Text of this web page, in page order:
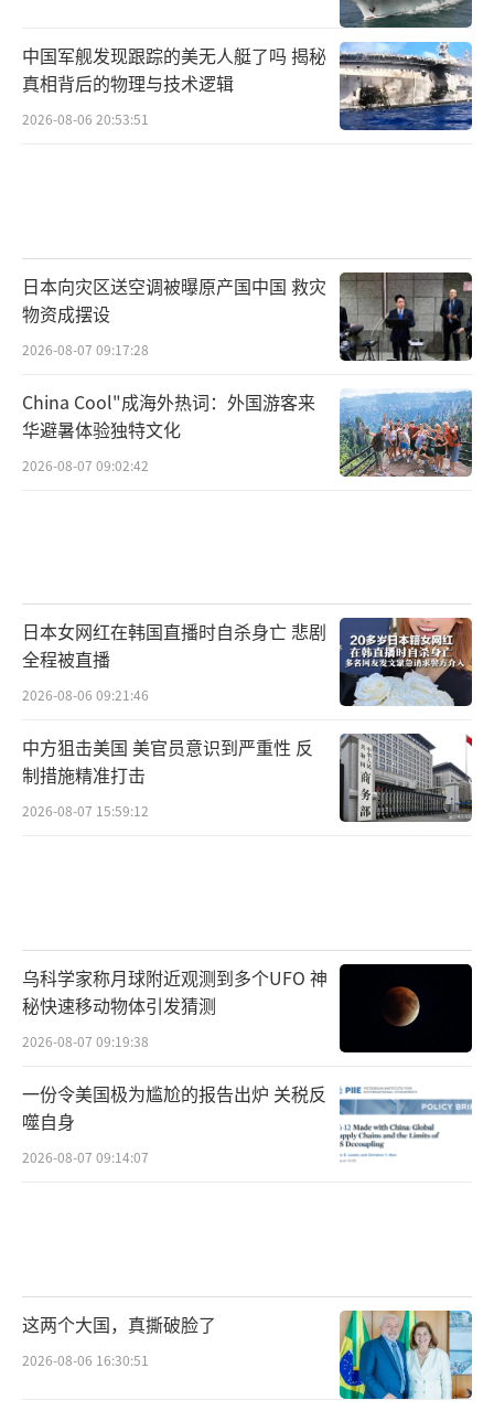
中国军舰发现跟踪的美无人艇了吗 揭秘
真相背后的物理与技术逻辑
2026-08-06 20:53:51
日本向灾区送空调被曝原产国中国 救灾
物资成摆设
2026-08-07 09:17:28
China Cool"成海外热词：外国游客来
华避暑体验独特文化
2026-08-07 09:02:42
日本女网红在韩国直播时自杀身亡 悲剧
全程被直播
2026-08-06 09:21:46
中方狙击美国 美官员意识到严重性 反
制措施精准打击
2026-08-07 15:59:12
乌科学家称月球附近观测到多个UFO 神
秘快速移动物体引发猜测
2026-08-07 09:19:38
一份令美国极为尴尬的报告出炉 关税反
噬自身
2026-08-07 09:14:07
这两个大国，真撕破脸了
2026-08-06 16:30:51